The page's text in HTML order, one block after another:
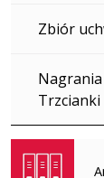
Zbiór
Trzcianki